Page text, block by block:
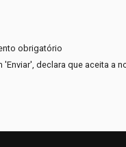
obrigatório
'Enviar', declara que aceita a